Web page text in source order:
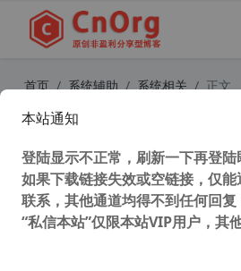
首页 系统辅助 系统相关 正文
Microsoft PowerToys
Windows工具合集 系
30,664 次浏览次阅读
本站通知
登陆显示不正常，刷新一下再登陆
如果下载链接失效或空链接，仅
联系，其他通道均得不到任何回
“私信本站”仅限本站VIP用户，其